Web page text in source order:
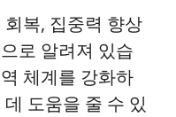
복, 집중력 향상
로 알려져 있습
체계를 강화하
도움을 줄 수 있